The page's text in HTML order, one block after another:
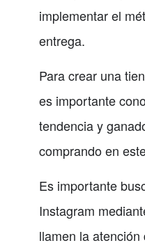
implementar el
entrega.
Para crear una
es importante
tendencia y
comprando en
Es importante
Instagram
llamen la